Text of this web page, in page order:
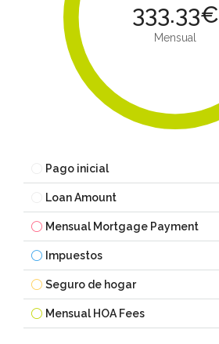
333.33€
Mensual
Pago inicial
Loan Amount
Mensual Mortgage Payment
Impuestos
Seguro de hogar
Mensual HOA Fees